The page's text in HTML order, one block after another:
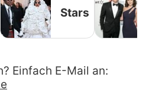
Stars
Einfach E-Mail an: